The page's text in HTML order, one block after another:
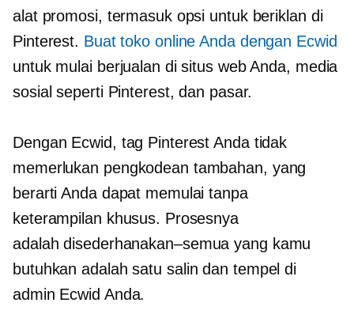
alat promosi, termasuk opsi untuk beriklan di
Pinterest. Buat toko online Anda dengan Ecwid
untuk mulai berjualan di situs web Anda, media
sosial seperti Pinterest, dan pasar.
Dengan Ecwid, tag Pinterest Anda tidak
memerlukan pengkodean tambahan, yang
berarti Anda dapat memulai tanpa
keterampilan khusus. Prosesnya
adalahdisederhanakan–semua yang kamu
butuhkan adalah satu salin dan tempel di
admin Ecwid Anda.